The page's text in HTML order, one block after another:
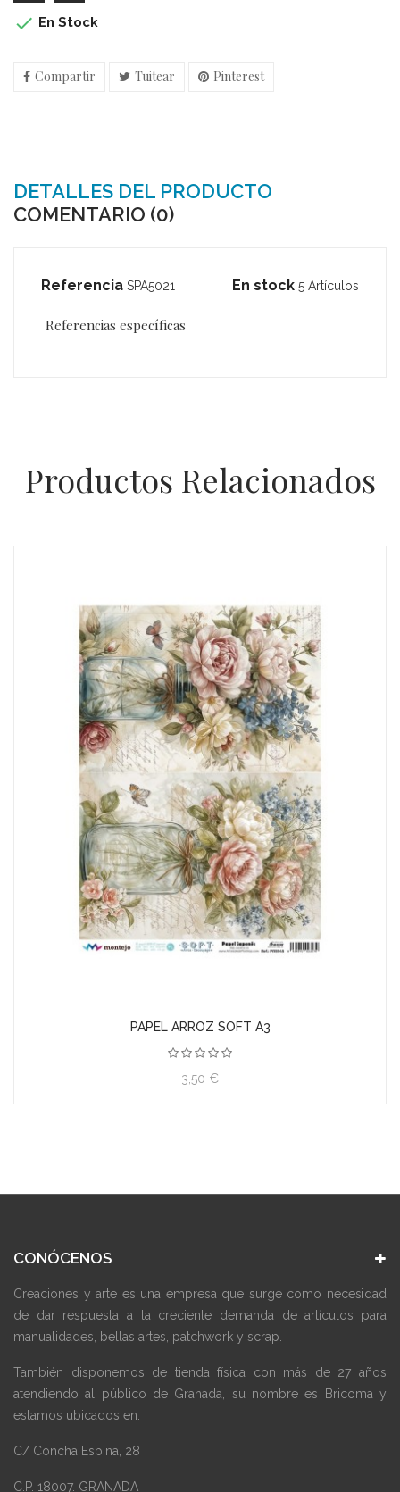
 En Stock
Compartir Tuitear Pinterest
DETALLES DEL PRODUCTO
COMENTARIO (0)
Referencia SPA5021 En stock 5 Artículos
Referencias específicas
Productos Relacionados
PAPEL ARROZ SOFT A3
3,50 €
CONÓCENOS
Creaciones y arte es una empresa que surge como necesidad
de dar respuesta a la creciente demanda de artículos para
manualidades, bellas artes, patchwork y scrap.
También disponemos de tienda física con más de 27 años
atendiendo al público de Granada, su nombre es Bricoma y
estamos ubicados en:
C/ Concha Espina, 28
C.P. 18007. GRANADA